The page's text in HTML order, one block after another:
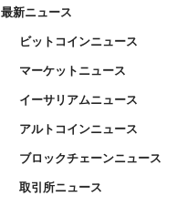
最新ニュース
ビットコインニュース
マーケットニュース
イーサリアムニュース
アルトコインニュース
ブロックチェーンニュース
取引所ニュース